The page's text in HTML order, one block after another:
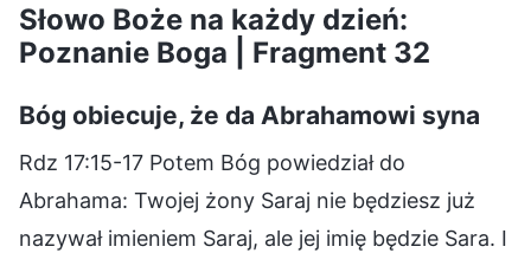
Słowo Boże na każdy dzień:
Poznanie Boga | Fragment 32
Bóg obiecuje, że da Abrahamowi syna
Rdz 17:15-17 Potem Bóg powiedział do
Abrahama: Twojej żony Saraj nie będziesz już
nazywał imieniem Saraj, ale jej imię będzie Sara. I